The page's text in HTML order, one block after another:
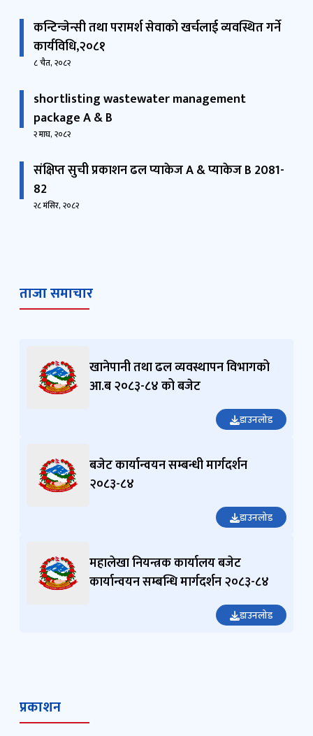
कन्टिन्जेन्सी तथा परामर्श सेवाको खर्चलाई व्यवस्थित गर्ने
कार्यविधि,२०८१
८ चैत, २०८२
shortlisting wastewater management
package A & B
२ माघ, २०८२
संक्षिप्त सुची प्रकाशन ढल प्याकेज A & प्याकेज B 2081-
82
२८ मंसिर, २०८२
ताजा समाचार
खानेपानी तथा ढल व्यवस्थापन विभागको
आ.ब २०८३-८४ को बजेट
डाउनलोड
बजेट कार्यान्वयन सम्बन्धी मार्गदर्शन
२०८३-८४
डाउनलोड
महालेखा नियन्त्रक कार्यालय बजेट
कार्यान्वयन सम्बन्धि मार्गदर्शन २०८३-८४
डाउनलोड
प्रकाशन